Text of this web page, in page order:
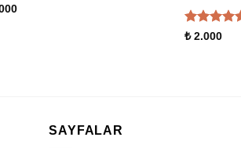
5 üzerinden
₺2.000
SAYFALAR